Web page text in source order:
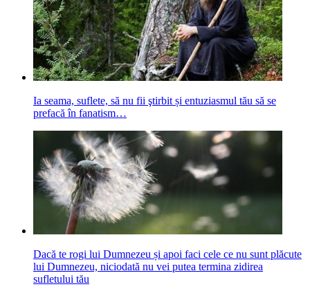
Ia seama, suflete, să nu fii ştirbit și entuziasmul tău să se
prefacă în fanatism…
Dacă te rogi lui Dumnezeu și apoi faci cele ce nu sunt plăcute
lui Dumnezeu, niciodată nu vei putea termina zidirea
sufletului tău